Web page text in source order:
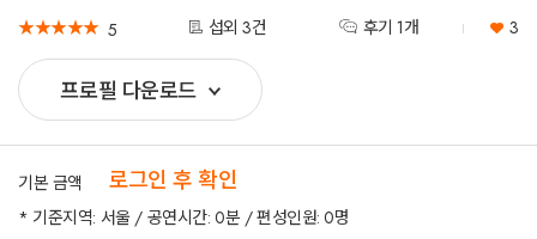
★★★★★
★★★★★ 5 섭외 3건 후기 1개 3
프로필 다운로드
기본 금액 로그인 후 확인
* 기준지역: 서울 / 공연시간: 0분 / 편성인원: 0명